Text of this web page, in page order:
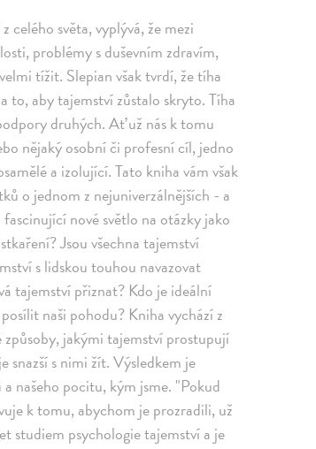
světa, vyplývá, že mezi
problémy s duševním zdravím,
tížit. Slepian však tvrdí, že tíha
to, aby tajemství zůstalo skryto. Tíha
druhých. Ať už nás k tomu
nějaký osobní či profesní cíl, jedno
a izolující. Tato kniha vám však
o jednom z nejuniverzálnějších - a
nové světlo na otázky jako
Jsou všechna tajemství
s lidskou touhou navazovat
tajemství přiznat? Kdo je ideální
naši pohodu? Kniha vychází z
jakými tajemství prostupují
snazší s nimi žít. Výsledkem je
našeho pocitu, kým jsme. "Pokud
k tomu, abychom je prozradili, už
studiem psychologie tajemství a je